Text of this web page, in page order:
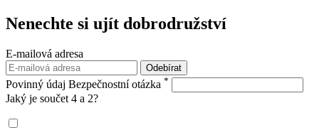
Nenechte si ujít dobrodružství
E-mailová adresa
Odebírat
Povinný údaj Bezpečnostní otázka *
Jaký je součet 4 a 2?